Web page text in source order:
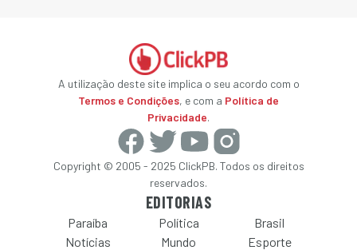
A utilização deste site implica o seu acordo com o
Termos e Condições, e com a Política de
Privacidade.
Copyright © 2005 - 2025 ClickPB. Todos os direitos
reservados.
EDITORIAS
Paraíba Política
Brasil
Notícias
Mundo Esporte